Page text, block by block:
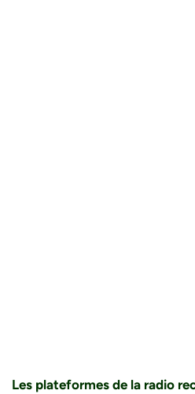
Les plateformes de la radio